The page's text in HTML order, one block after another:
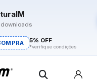
downloads
5% OFF
*verifique condições